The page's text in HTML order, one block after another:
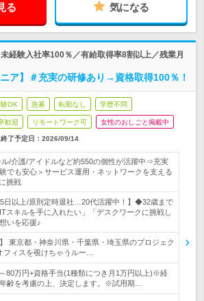
る 気になる
経験入社率100％／有給取得率8割以上／残業月
ア】＃充実の研修あり→資格取得100％！
OK 急募 転勤なし 学歴不問
歓迎 リモートワーク可 女性のおしごと掲載中
終了予定日： 2026/09/14
ル/介護/アイドルなど約550の個性が活躍中⇒充実
でも安心＞サービス運用・ネットワークを支える
挑戦
日以上/原則定時退社…20代活躍中！】◆32歳まで
キルを手に入れたい」「デスクワークに挑戦し
いを応援♪
】 東京都・神奈川県・千葉県・埼玉県のプロジェク
フィスを覗けちゃうルー…
80万円+資格手当(1種類につき月1万円以上)※経
齢を考慮の上、決定します。※試用期…